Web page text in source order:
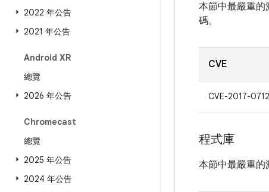
2022 年公告
2021 年公告
Android XR
總覽
2026 年公告
Chromecast
總覽
2025 年公告
2024 年公告
本節中最嚴重的
碼。
CVE
CVE-2017-0712
程式庫
本節中最嚴重的